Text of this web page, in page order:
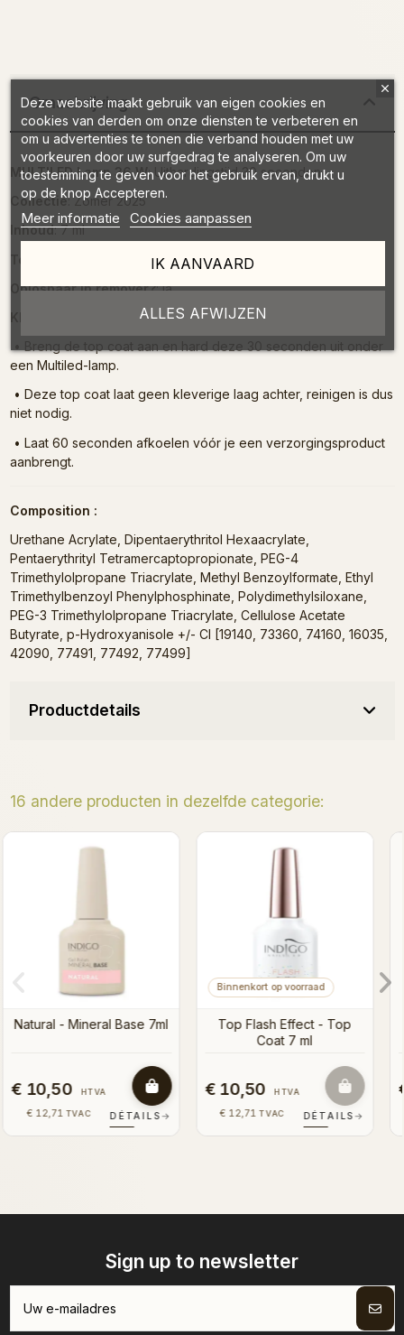
Omschrijving
MULTILED Lamp 36 W: Uithardingstijd 30 seconden
Collectie: Zomer 2025
Inhoud: 7 ml
: 2-in-1 topcoat (afwerking & kleur)
Oplosbaar in remover?: ja
een Multiled-lamp.
• Deze top coat laat geen kleverige laag achter, reinigen is dus
niet nodig.
• Laat 60 seconden afkoelen vóór je een verzorgingsproduct
aanbrengt.
Composition :
Urethane Acrylate, Dipentaerythritol Hexaacrylate,
Pentaerythrityl Tetramercaptopropionate, PEG-4
Trimethylolpropane Triacrylate, Methyl Benzoylformate, Ethyl
Trimethylbenzoyl Phenylphosphinate, Polydimethylsiloxane,
PEG-3 Trimethylolpropane Triacrylate, Cellulose Acetate
Butyrate, p-Hydroxyanisole +/- CI [19140, 73360, 74160, 16035,
42090, 77491, 77492, 77499]
Productdetails
16 andere producten in dezelfde categorie:
Hugo Gloss Top Coat 7ml
€ 10,50 HTVA
€ 12,71 TVAC DÉTAILS
Abracadobra Top Coat
€ 10,50 HTVA
€ 12,71 TVAC DÉTAILS
Sign up to newsletter
Deze website maakt gebruik van eigen cookies en
cookies van derden om onze diensten te verbeteren en
om u advertenties te tonen die verband houden met uw
voorkeuren door uw surfgedrag te analyseren. Om uw
toestemming te geven voor het gebruik ervan, drukt u
op de knop Accepteren.
Meer informatie Cookies aanpassen
ALLES AFWIJZEN
IK AANVAARD